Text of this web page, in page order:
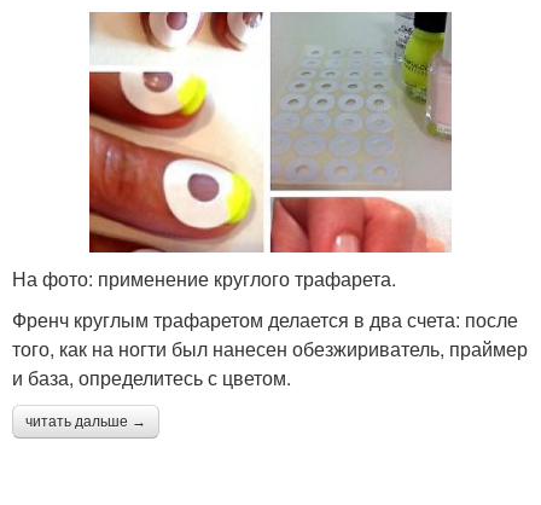
На фото: применение круглого трафарета.
Френч круглым трафаретом делается в два счета: после
того, как на ногти был нанесен обезжириватель, праймер
и база, определитесь с цветом.
читать дальше →